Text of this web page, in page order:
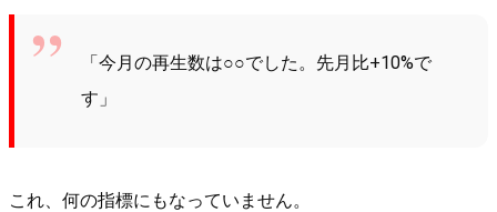
「今月の再生数は○○でした。先月比+10%で
す」
これ、何の指標にもなっていません。